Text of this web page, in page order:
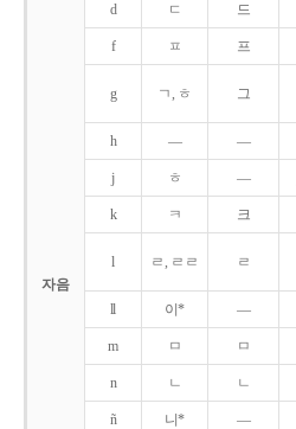
자음
d ㄷ 드
f ㅍ 프
g ㄱ, ㅎ 그
h ― ―
j ㅎ ―
k ㅋ 크
l ㄹ, ㄹㄹ ㄹ
ll 이* ―
m ㅁ ㅁ
n ㄴ ㄴ
ñ 니* ―